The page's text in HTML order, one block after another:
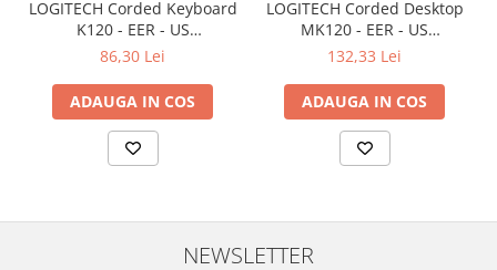
LOGITECH Corded Keyboard
K120 - EER - US
International layout
86,30 Lei
ADAUGA IN COS
LOGITECH Corded Desktop
MK120 - EER - US
International layout
132,33 Lei
ADAUGA IN COS
NEWSLETTER